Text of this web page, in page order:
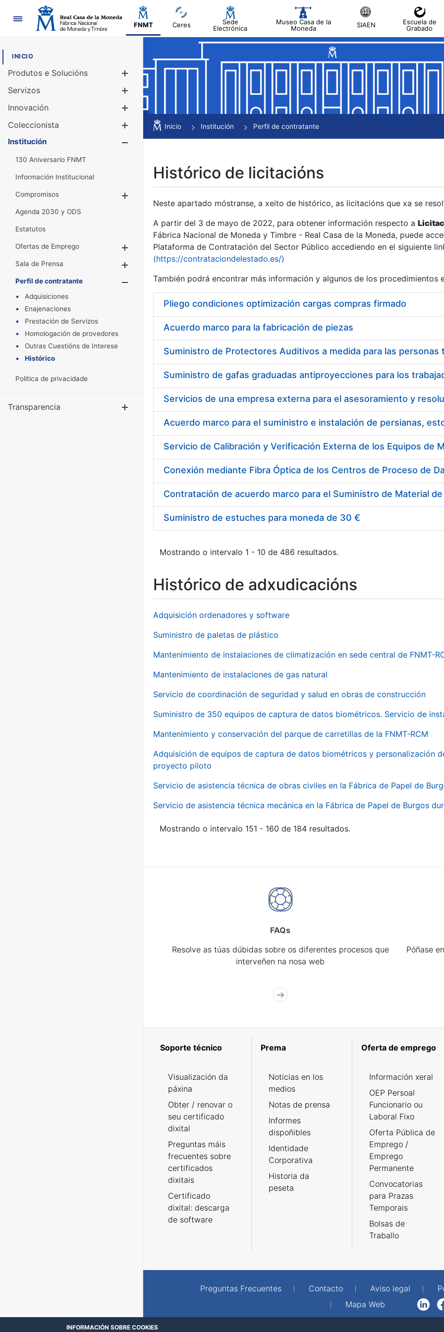
Navegación
FNMT Ceres
Sede
Electrónica
Museo Casa de la
Moneda
SIAEN
Escuela de
Grabado
INICIO
Produtos e Solucións
Mostrar/Ocultar
Servizos
Innovación
Coleccionista
Mostrar/Ocultar
Institución
130 Aniversario FNMT
Información Institucional
Compromisos
Agenda 2030 y ODS
Estatutos
Ofertas de Emprego
Mostrar/Ocultar
Sala de Prensa
Mostrar/Ocultar
Perfil de contratante
Mostrar/Ocultar
Adquisiciones
Enajenaciones
Prestación de Servizos
Homologación de provedores
Outras Cuestións de Interese
Histórico
Política de privacidade
Transparencia
Inicio Institución Perfil de contratante
Histórico de licitacións
Neste apartado móstranse, a xeito de histórico, as licitacións que xa se
A partir del 3 de mayo de 2022, para obtener información respecto a
Fábrica Nacional de Moneda y Timbre - Real Casa de la Moneda, puede
Plataforma de Contratación del Sector Público accediendo en el siguiente
(https://contrataciondelestado.es/)
También podrá encontrar más información y algunos de los procedimientos
Pliego condiciones optimización cargas compras firmado
Acuerdo marco para la fabricación de piezas
Acuerdo marco para el suministro e instalación de persianas,
Suministro de estuches para moneda de 30 €
Mostrando o intervalo 1 - 10 de 486 resultados.
Histórico de adxudicacións
Adquisición ordenadores y software
Suministro de paletas de plástico
Mantenimiento de instalaciones de climatización en sede central de FNMT-
Mantenimiento de instalaciones de gas natural
Servicio de coordinación de seguridad y salud en obras de construcción
Suministro de 350 equipos de captura de datos biométricos. Servicio de
Mantenimiento y conservación del parque de carretillas de la FNMT-RCM
Adquisición de equipos de captura de datos biométricos y personalización
proyecto piloto
Servicio de asistencia técnica de obras civiles en la Fábrica de Papel de
Servicio de asistencia técnica mecánica en la Fábrica de Papel de Burgos
Mostrando o intervalo 151 - 160 de 184 resultados.
FAQs
Resolve as túas dúbidas sobre os diferentes procesos que
interveñen na nosa web
Póñase
Soporte técnico
Visualización da
páxina
Obter / renovar o
seu certificado
dixital
Preguntas máis
frecuentes sobre
certificados
dixitais
Certificado
dixital: descarga
de software
Prema
Noticias en los
medios
Notas de prensa
Informes
dispoñibles
Identidade
Corporativa
Historia da
peseta
Oferta de emprego
Información xeral
OEP Persoal
Funcionario ou
Laboral Fixo
Oferta Pública de
Emprego /
Emprego
Permanente
Convocatorias
para Prazas
Temporais
Bolsas de
Traballo
Preguntas Frecuentes Contacto Aviso legal
Mapa Web
LinkedInFacebook
INFORMACIÓN SOBRE COOKIES